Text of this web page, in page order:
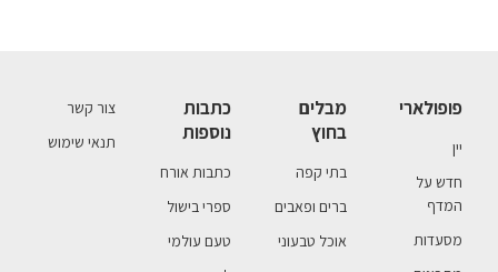
פופולארי
יין
חדש על
המדף
מסעדות
מבלים
בחוץ
בתי קפה
ברים ופאבים
אוכל טבעוני
כתבות
נוספות
כתבות אורח
ספרי בישול
טעם עולמי
צור קשר
תנאי שימוש